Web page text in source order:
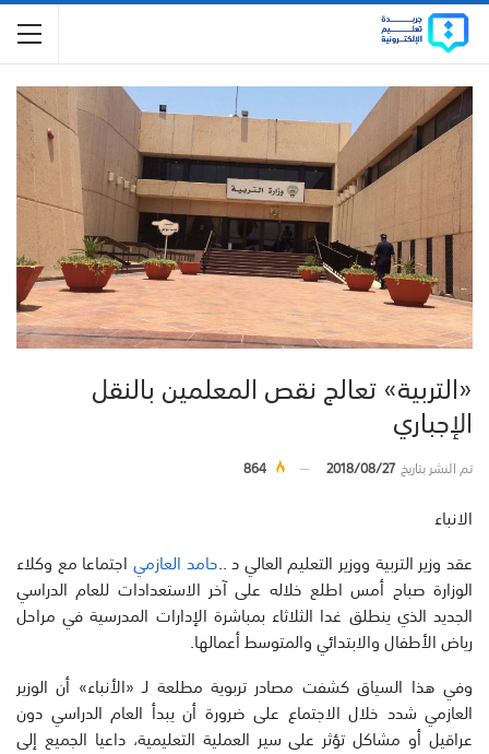
«التربية» تعالج نقص المعلمين بالنقل
الإجباري
تم النشر بتاريخ2018/08/27
864
الانباء
عقد وزير التربية ووزير التعليم العالي د ..حامد العازمي اجتماعا مع وكلاء
الوزارة صباح أمس اطلع خلاله على آخر الاستعدادات للعام الدراسي
الجديد الذي ينطلق غدا الثلاثاء بمباشرة الإدارات المدرسية في مراحل
رياض الأطفال والابتدائي والمتوسط أعمالها.
وفي هذا السياق كشفت مصادر تربوية مطلعة لـ «الأنباء» أن الوزير
العازمي شدد خلال الاجتماع على ضرورة أن يبدأ العام الدراسي دون
عراقيل أو مشاكل تؤثر على سير العملية التعليمية، داعيا الجميع إلى